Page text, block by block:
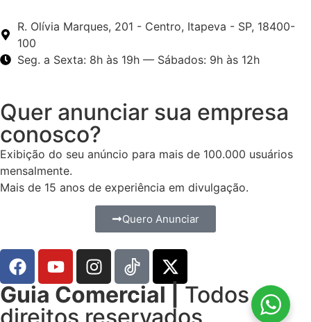
R. Olívia Marques, 201 - Centro, Itapeva - SP, 18400-
100
Seg. a Sexta: 8h às 19h — Sábados: 9h às 12h
Quer anunciar sua empresa
conosco?
Exibição do seu anúncio para mais de 100.000 usuários
mensalmente.
Mais de 15 anos de experiência em divulgação.
Quero Anunciar
Guia Comercial |
Todos os